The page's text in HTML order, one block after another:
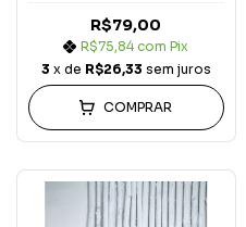
R$79,00
R$75,84com Pix
3 x de R$26,33 sem juros
COMPRAR